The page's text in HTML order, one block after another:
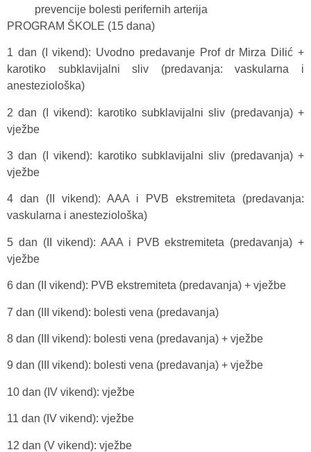
prevencije bolesti perifernih arterija
PROGRAM ŠKOLE (15 dana)
1 dan (I vikend): Uvodno predavanje Prof dr Mirza Dilić +
karotiko subklavijalni sliv (predavanja: vaskularna i
anesteziološka)
2 dan (I vikend): karotiko subklavijalni sliv (predavanja) +
vježbe
3 dan (I vikend): karotiko subklavijalni sliv (predavanja) +
vježbe
4 dan (II vikend): AAA i PVB ekstremiteta (predavanja:
vaskularna i anesteziološka)
5 dan (II vikend): AAA i PVB ekstremiteta (predavanja) +
vježbe
6 dan (II vikend): PVB ekstremiteta (predavanja) + vježbe
7 dan (III vikend): bolesti vena (predavanja)
8 dan (III vikend): bolesti vena (predavanja) + vježbe
9 dan (III vikend): bolesti vena (predavanja) + vježbe
10 dan (IV vikend): vježbe
11 dan (IV vikend): vježbe
12 dan (V vikend): vježbe